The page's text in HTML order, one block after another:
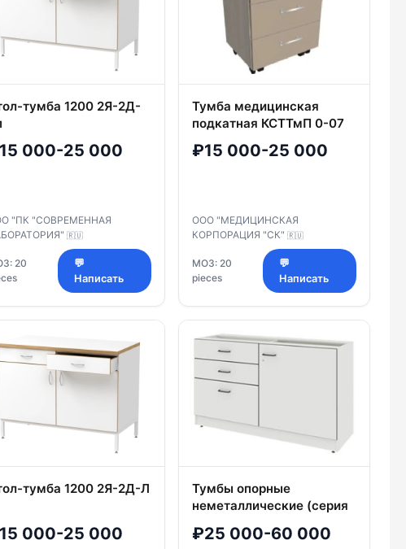
тумба 1200 2Я-2Д-
000-25 000
"ПК "СОВРЕМЕННАЯ
🇷🇺
20
💬
Написать
Тумба медицинская
подкатная КСТТмП 0-07
₽15 000-25 000
ООО "МЕДИЦИНСКАЯ
КОРПОРАЦИЯ "СК"
🇷🇺
МОЗ: 20
pieces
💬
Написать
тумба 1200 2Я-2Д-Л
000-25 000
Тумбы опорные
неметаллические (серия
₽25 000-60 000